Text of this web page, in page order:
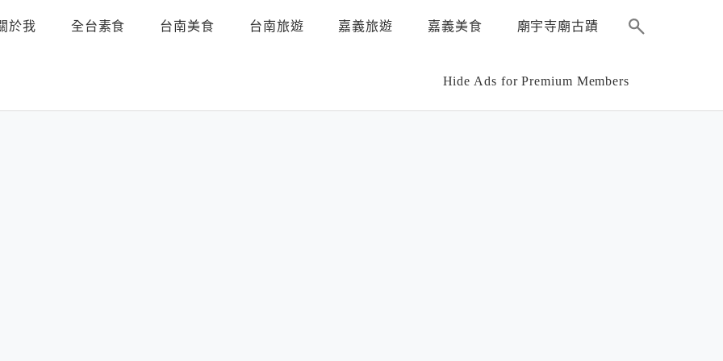
於我 全台素食 台南美食 台南旅遊 嘉義旅遊 嘉義美食 廟宇寺廟古蹟
Hide Ads for Premium Members